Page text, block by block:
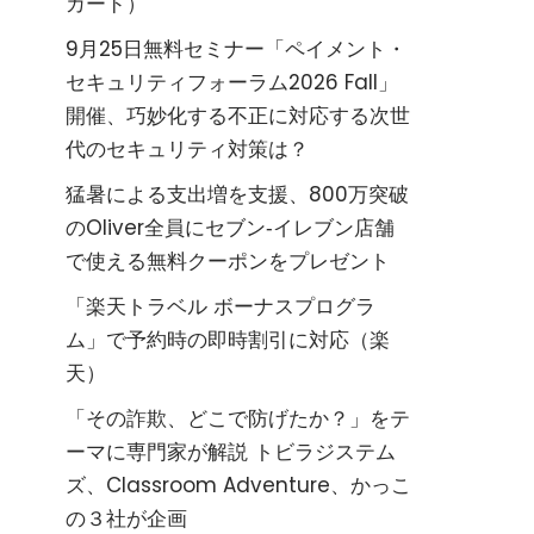
9月25日無料セミナー「ペイメント・
セキュリティフォーラム2026 Fall」
開催、巧妙化する不正に対応する次世
代のセキュリティ対策は？
猛暑による支出増を支援、800万突破
のOliver全員にセブン‐イレブン店舗
で使える無料クーポンをプレゼント
「楽天トラベル ボーナスプログラ
ム」で予約時の即時割引に対応（楽
天）
「その詐欺、どこで防げたか？」をテ
ーマに専門家が解説 トビラジステム
ズ、Classroom Adventure、かっこ
の３社が企画